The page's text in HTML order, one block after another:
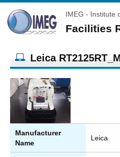
IMEG - Institute
Facilities
Leica
Manufacturer
Name
Leica